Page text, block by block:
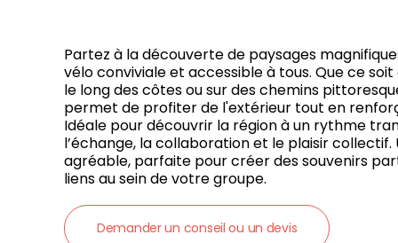
Partez à la découverte de paysages
vélo conviviale et accessible à tous. Que ce
le long des côtes ou sur des chemins
permet de profiter de l'extérieur tout en
Idéale pour découvrir la région à un rythme
l’échange, la collaboration et le plaisir
agréable, parfaite pour créer des souvenirs
liens au sein de votre groupe.
Demander un conseil ou un devis